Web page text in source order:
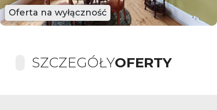
Oferta na wyłączność
SZCZEGÓŁYOFERTY